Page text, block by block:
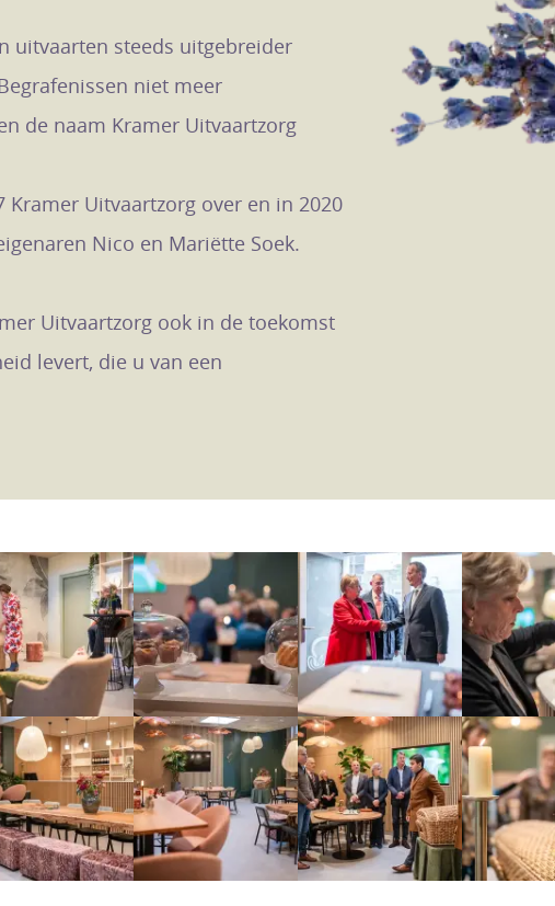
uitvaarten steeds uitgebreider
niet meer
de naam Kramer Uitvaartzorg
Kramer Uitvaartzorg over en in 2020
Nico en Mariëtte Soek.
Uitvaartzorg ook in de toekomst
levert, die u van een